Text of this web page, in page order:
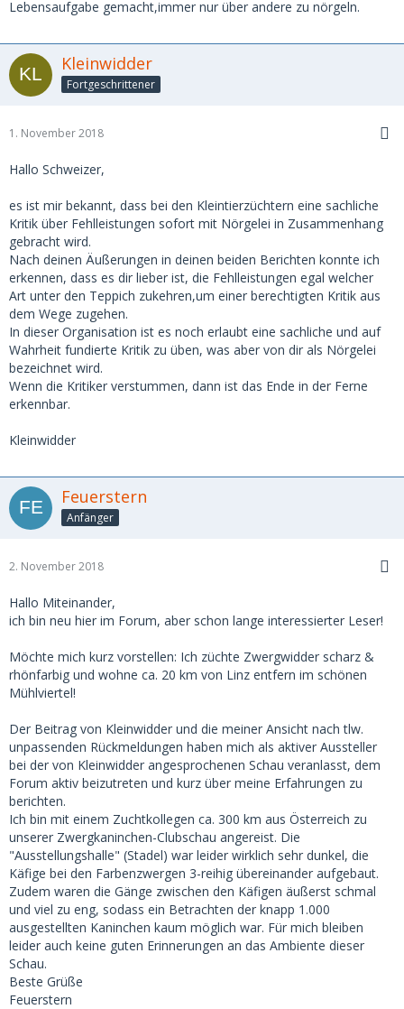
Bei dieser Ausstellung waren aber auch Züchter aus dem
Österreich, Italien und Luxemburg vertreten, deren Tiere in
einen ungeeigneten Stadel
untergebracht waren. Anscheinend hatte die
Ausstellungsleitung noch niemals gehört,
Züchter und Aussteller auch wohlfühlen
dieser Dunkelkammer nicht erkennbar war.
durch zuführen, mit Gästen aus dem Ausland,
dann müssen die Verantwortlichen ein Ausstellungslokal
anmieten, dass ein entsprechendes Ambiente hat,
wo sich die Menschen und Tiere wohlfühlen. Wenn diese
Forderung nicht berücksichtigt werden kann,
dann ist besser auf eine Ausstellung auf diesem Niveau
ganz zu verzichten.
Kleinwidder
Lebensaufgabe gemacht,immer nur über andere zu nörgeln.
Kleinwidder
Fortgeschrittener
1. November 2018
Hallo Schweizer,
es ist mir bekannt, dass bei den Kleintierzüchtern eine sachliche
Kritik über Fehlleistungen sofort mit Nörgelei in Zusammenhang
gebracht wird.
Nach deinen Äußerungen in deinen beiden Berichten konnte ich
erkennen, dass es dir lieber ist, die Fehlleistungen egal welcher
Art unter den Teppich zukehren,um einer berechtigten Kritik aus
dem Wege zugehen.
In dieser Organisation ist es noch erlaubt eine sachliche und auf
Wahrheit fundierte Kritik zu üben, was aber von dir als Nörgelei
bezeichnet wird.
Wenn die Kritiker verstummen, dann ist das Ende in der Ferne
erkennbar.
Kleinwidder
Feuerstern
Anfänger
2. November 2018
Hallo Miteinander,
ich bin neu hier im Forum, aber schon lange interessierter Leser!
Möchte mich kurz vorstellen: Ich züchte Zwergwidder scharz &
rhönfarbig und wohne ca. 20 km von Linz entfern im schönen
Mühlviertel!
Der Beitrag von Kleinwidder und die meiner Ansicht nach tlw.
unpassenden Rückmeldungen haben mich als aktiver Aussteller
bei der von Kleinwidder angesprochenen Schau veranlasst, dem
Forum aktiv beizutreten und kurz über meine Erfahrungen zu
berichten.
Ich bin mit einem Zuchtkollegen ca. 300 km aus Österreich zu
unserer Zwergkaninchen-Clubschau angereist. Die
"Ausstellungshalle" (Stadel) war leider wirklich sehr dunkel, die
Käfige bei den Farbenzwergen 3-reihig übereinander aufgebaut.
Zudem waren die Gänge zwischen den Käfigen äußerst schmal
und viel zu eng, sodass ein Betrachten der knapp 1.000
ausgestellten Kaninchen kaum möglich war. Für mich bleiben
leider auch keine guten Erinnerungen an das Ambiente dieser
Schau.
Beste Grüße
Feuerstern